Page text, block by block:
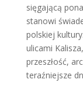
sięgającą
stanowi
polskiej
ulicami
przeszłość,
teraźniejsze